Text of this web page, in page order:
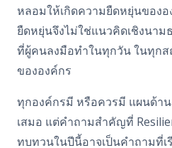
หลอมให้เกิดความยืดหยุ่นของอ
ยืดหยุ่นจึงไม่ใช่แนวคิดเชิงนาม
ที่ผู้คนลงมือทำในทุกวัน ในทุก
ขององค์กร
ทุกองค์กรมี หรือควรมี แผนด้า
เสมอ แต่คำถามสำคัญที่
ทบทวนในปีนี้อาจเป็นคำถามที่เ